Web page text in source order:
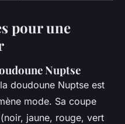
pour une
Nuptse
doudoune Nuptse est
mode. Sa coupe
jaune, rouge, vert